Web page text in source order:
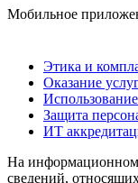
Мобильное
Этика и
Оказание
Защита
ИТ
На информационном
сведений,